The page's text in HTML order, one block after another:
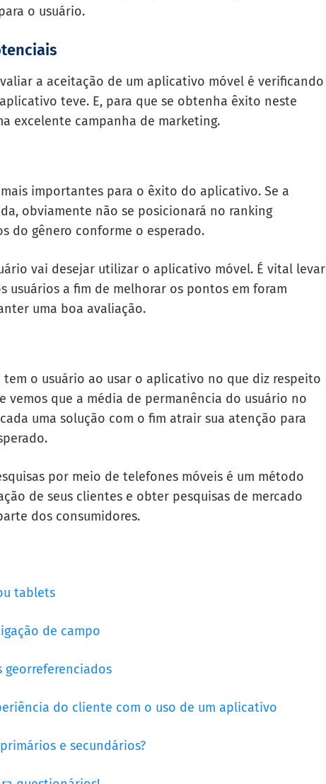
o usuário.
a aceitação de um aplicativo móvel é verificando
teve. E, para que se obtenha êxito neste
excelente campanha de marketing.
importantes para o êxito do aplicativo. Se a
obviamente não se posicionará no ranking
do gênero conforme o esperado.
vai desejar utilizar o aplicativo móvel. É vital levar
usuários a fim de melhorar os pontos em foram
uma boa avaliação.
o usuário ao usar o aplicativo no que diz respeito
vemos que a média de permanência do usuário no
uma solução com o fim atrair sua atenção para
por meio de telefones móveis é um método
de seus clientes e obter pesquisas de mercado
dos consumidores.
tablets
de campo
georreferenciados
do cliente com o uso de um aplicativo
e secundários?